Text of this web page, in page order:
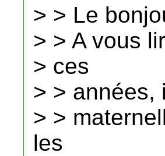
> > Le
> > A vous
> ces
> > années,
> >
les